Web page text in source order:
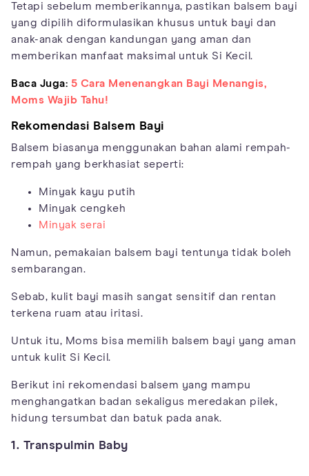
Tetapi sebelum memberikannya, pastikan balsem bayi
yang dipilih diformulasikan khusus untuk bayi dan
anak-anak dengan kandungan yang aman dan
memberikan manfaat maksimal untuk Si Kecil.
Baca Juga: 5 Cara Menenangkan Bayi Menangis,
Moms Wajib Tahu!
Rekomendasi Balsem Bayi
Balsem biasanya menggunakan bahan alami rempah-
rempah yang berkhasiat seperti:
Minyak kayu putih
Minyak cengkeh
Minyak serai
Namun, pemakaian balsem bayi tentunya tidak boleh
sembarangan.
Sebab, kulit bayi masih sangat sensitif dan rentan
terkena ruam atau iritasi.
Untuk itu, Moms bisa memilih balsem bayi yang aman
untuk kulit Si Kecil.
Berikut ini rekomendasi balsem yang mampu
menghangatkan badan sekaligus meredakan pilek,
hidung tersumbat dan batuk pada anak.
1. Transpulmin Baby